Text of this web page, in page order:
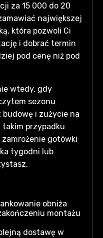
za 15 000 do 20
największej
która pozwoli Ci
i dobrać termin
pod cenę niż pod
wtedy, gdy
sezonu
i zużycie na
takim przypadku
zamrożenie gotówki
tygodni lub
obniża
montażu
dostawę w